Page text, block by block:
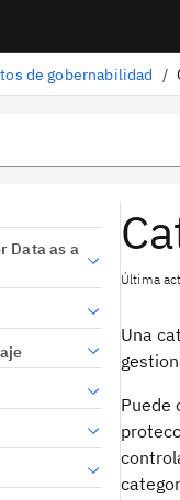
de gobernabilidad /
Data as a
Última
Una
Puede